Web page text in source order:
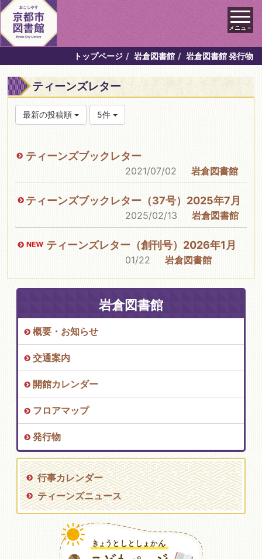
メニュ－
トップページ 岩倉図書館 岩倉図書館 発行物
ティーンズレター
最新の投稿順 5件
ティーンズブックレター
2021/07/02 岩倉図書館
ティーンズブックレター（37号）2025年7月
2025/02/13 岩倉図書館
ティーンズレター（創刊号）2026年1月
01/22 岩倉図書館
岩倉図書館
概要・お知らせ
交通案内
開館カレンダー
フロアマップ
発行物
行事カレンダー
ティーンズニュース